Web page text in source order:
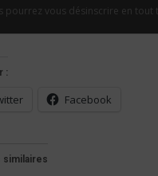
:
Facebook
similaires